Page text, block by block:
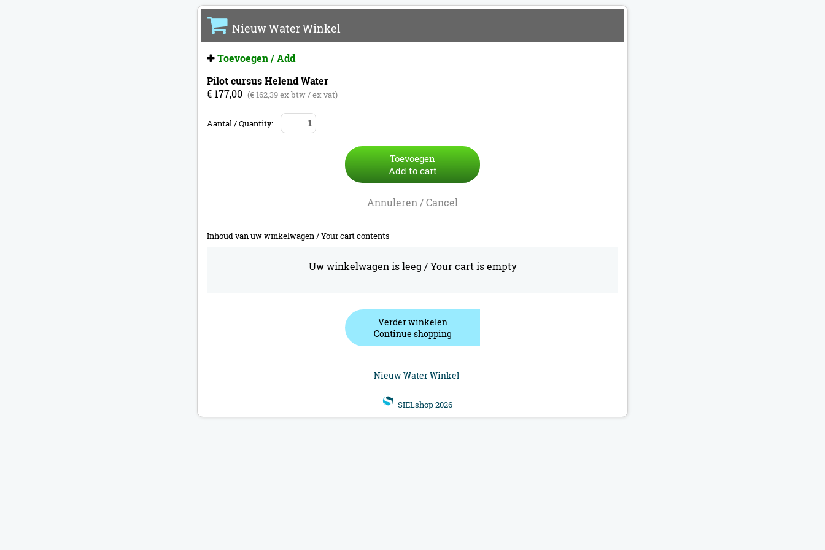
Nieuw Water Winkel
Toevoegen / Add
Pilot cursus Helend Water
€ 177,00 (€ 162,39 ex btw / ex vat)
Aantal / Quantity:
Toevoegen
Add to cart
Annuleren / Cancel
Inhoud van uw winkelwagen /Your cart contents
Uw winkelwagen is leeg / Your cart is empty
Verder winkelen
Continue shopping
Nieuw Water Winkel
SIELshop 2026